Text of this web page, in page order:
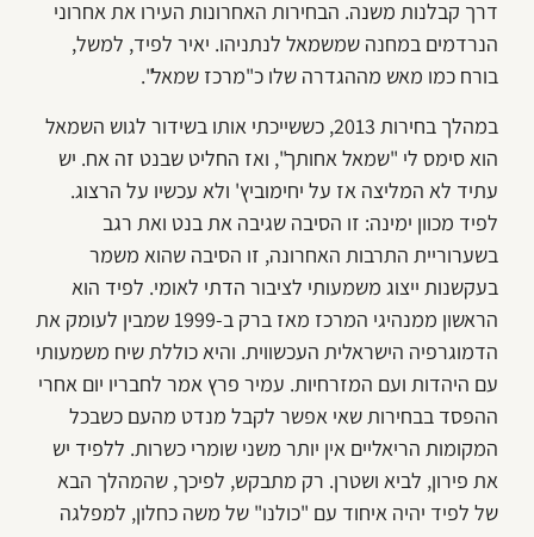
דרך קבלנות משנה. הבחירות האחרונות העירו את אחרוני
הנרדמים במחנה שמשמאל לנתניהו. יאיר לפיד, למשל,
בורח כמו מאש מההגדרה שלו כ"מרכז שמאל".
במהלך בחירות 2013, כששייכתי אותו בשידור לגוש השמאל
הוא סימס לי "שמאל אחותך", ואז החליט שבנט זה אח. יש
עתיד לא המליצה אז על יחימוביץ' ולא עכשיו על הרצוג.
לפיד מכוון ימינה: זו הסיבה שגיבה את בנט ואת רגב
בשערוריית התרבות האחרונה, זו הסיבה שהוא משמר
בעקשנות ייצוג משמעותי לציבור הדתי לאומי. לפיד הוא
הראשון ממנהיגי המרכז מאז ברק ב-1999 שמבין לעומק את
הדמוגרפיה הישראלית העכשווית. והיא כוללת שיח משמעותי
עם היהדות ועם המזרחיות. עמיר פרץ אמר לחבריו יום אחרי
ההפסד בבחירות שאי אפשר לקבל מנדט מהעם כשבכל
המקומות הריאליים אין יותר משני שומרי כשרות. ללפיד יש
את פירון, לביא ושטרן. רק מתבקש, לפיכך, שהמהלך הבא
של לפיד יהיה איחוד עם "כולנו" של משה כחלון, למפלגה